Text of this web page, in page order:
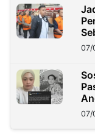
07/
07/